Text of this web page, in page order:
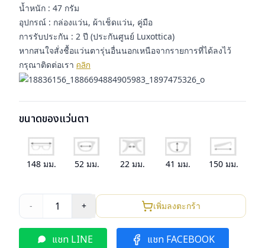
น้ำหนัก : 47 กรัม
อุปกรณ์ : กล่องแว่น, ผ้าเช็ดแว่น, คู่มือ
การรับประกัน : 2 ปี (ประกันศูนย์ Luxottica)
หากสนใจสั่งชื้อแว่นตารุ่นอื่นนอกเหนือจากรายการที่ได้ลงไว้
กรุณาติดต่อเรา คลิก
ขนาดของแว่นตา
148 มม. 52 มม. 22มม. 41 มม. 150มม.
- 1 + เพิ่มลงตะกร้า
แชท LINE แชท FACEBOOK